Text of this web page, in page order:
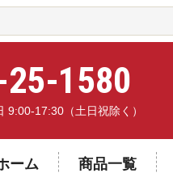
1580
9:00-17:30（土日祝除く）
ーム 商品一覧